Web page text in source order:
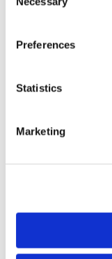
Selection
Preferences
Statistics
Marketing